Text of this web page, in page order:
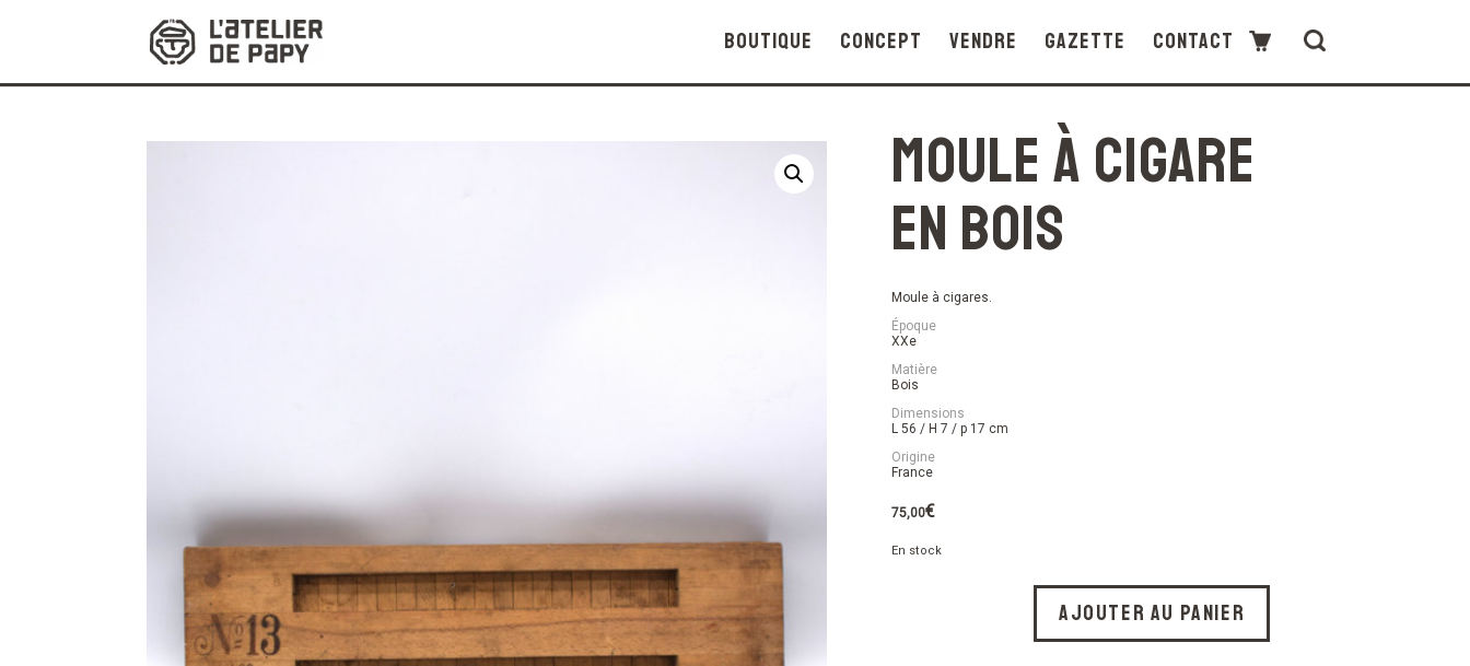
Boutique Concept Vendre Gazette Contact
Moule à cigare
en bois
Moule à cigares.
Époque
XXe
Matière
Bois
Dimensions
L 56 / H 7 / p 17 cm
Origine
France
75,00€
En stock
Ajouter au panier